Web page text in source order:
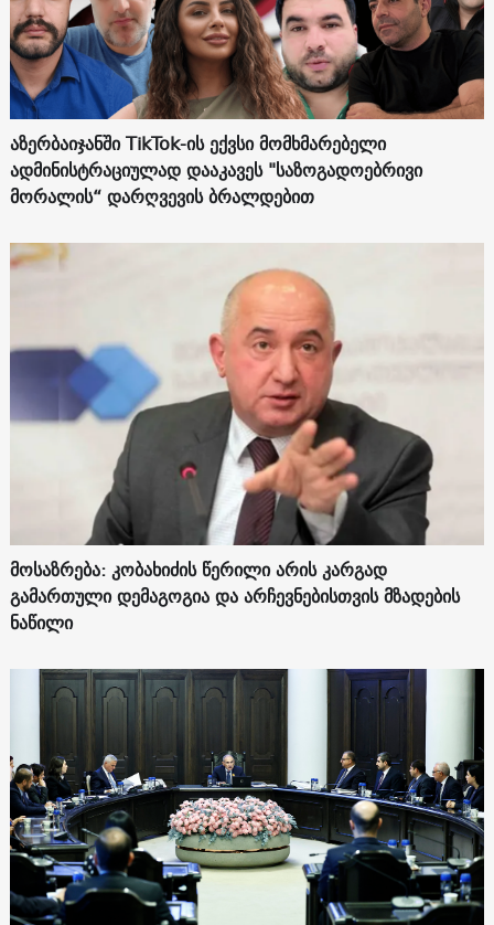
აზერბაიჯანში TikTok-ის ექვსი მომხმარებელი
ადმინისტრაციულად დააკავეს "საზოგადოებრივი
მორალის“ დარღვევის ბრალდებით
მოსაზრება: კობახიძის წერილი არის კარგად
გამართული დემაგოგია და არჩევნებისთვის მზადების
ნაწილი